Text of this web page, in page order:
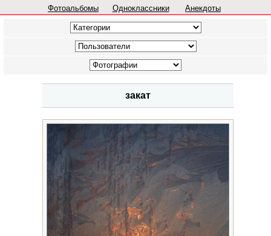
Фотоальбомы Одноклассники Анекдоты
закат